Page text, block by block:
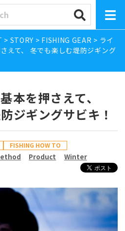
> STORY > FISHING GEAR > ライ
えて、 冬でも楽しむ堤防ジギング
本を押さえて、
ジギングサビキ！
FISHING HOW TO
Product Winter